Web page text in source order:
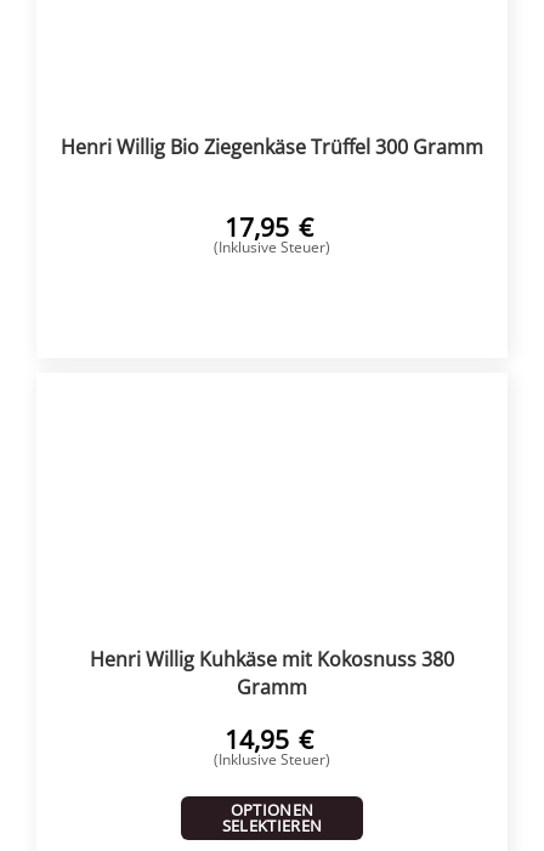
Henri Willig Bio Ziegenkäse Trüffel 300 Gramm
17,95 €
(Inklusive Steuer)
Henri Willig Kuhkäse mit Kokosnuss 380
Gramm
14,95 €
(Inklusive Steuer)
OPTIONEN
SELEKTIEREN